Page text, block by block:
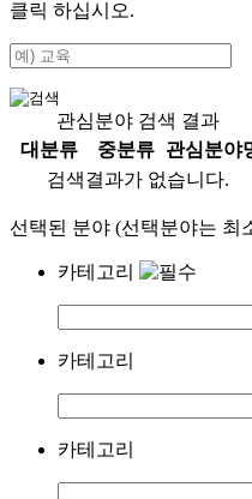
클릭 하십시오.
관심분야 검색 결과
대분류
중분류
관심분야
검색결과가 없습니다.
선택된 분야 (선택분야는 최
카테고리
카테고리
카테고리